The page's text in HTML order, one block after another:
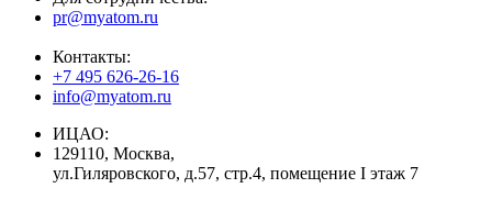
pr@myatom.ru
Контакты:
+7 495 626-26-16
info@myatom.ru
ИЦАО:
129110, Москва,
ул.Гиляровского, д.57, стр.4, помещение I этаж 7